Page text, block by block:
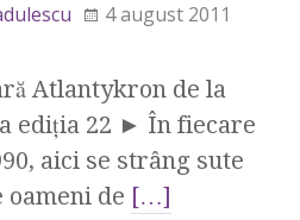
4 august 2011
Atlantykron de la
ediţia 22 ► În fiecare
aici se strâng sute
de […]